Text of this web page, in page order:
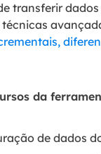
transferir
técnicas
da
de dados